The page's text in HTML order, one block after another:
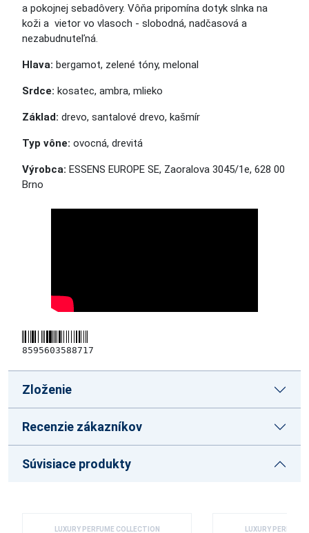
a pokojnej sebadôvery. Vôňa pripomína dotyk slnka na
koži a vietor vo vlasoch - slobodná, nadčasová a
nezabudnuteľná.
Hlava: bergamot, zelené tóny, melonal
Srdce: kosatec, ambra, mlieko
Základ: drevo, santalové drevo, kašmír
Typ vône: ovocná, drevitá
Výrobca: ESSENS EUROPE SE, Zaoralova 3045/1e, 628 00
Brno
8595603588717
Zloženie
Recenzie zákazníkov
Súvisiace produkty
LUXURY PERFUME COLLECTION LUXURY